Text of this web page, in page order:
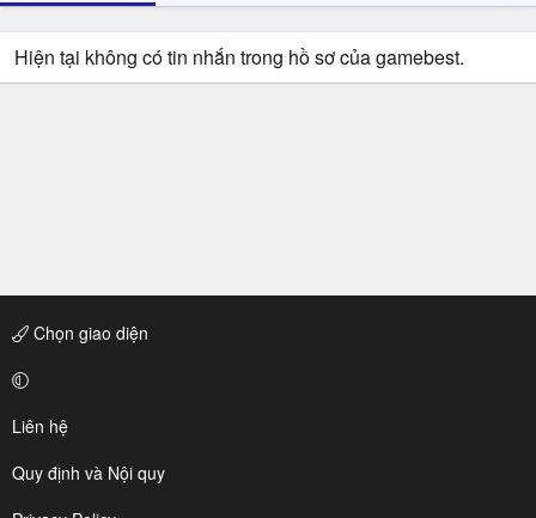
Hiện tại không có tin nhắn trong hồ sơ của gamebest.
Chọn giao diện
Liên hệ
Quy định và Nội quy